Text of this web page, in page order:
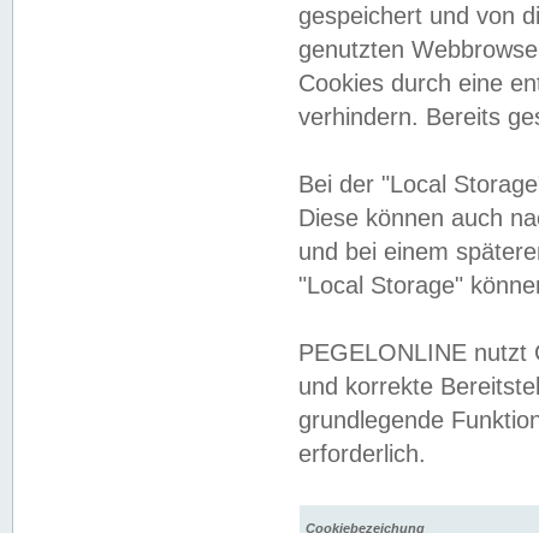
gespeichert und von
genutzten
Cookies durch eine
verhindern. Bereits
Bei der "Local
Diese können auch
und bei einem
"Local Storage"
PEGELONLINE nutzt
und korrekte
grundlegende
erforderlich.
Cookiebezeichung